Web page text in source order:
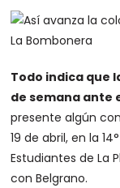
Todo indica que
de semana ante
presente algún
19 de abril, en la
Estudiantes de La
con Belgrano.